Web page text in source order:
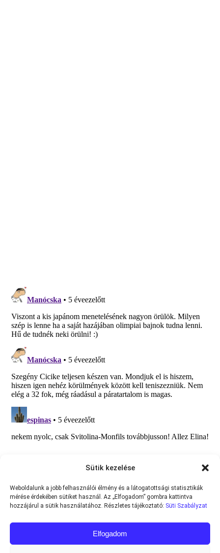
Sütik kezelése
Weboldalunk a jobb felhasználói élmény és a látogatottsági statisztikák
mérése érdekében sütiket használ. Az „Elfogadom” gombra kattintva
hozzájárul a sütik használatához. Részletes tájékoztató: Süti Szabályzat
Elfogadom